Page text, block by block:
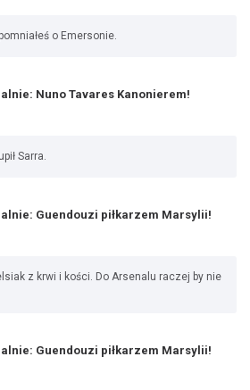
o Emersonie.
Nuno Tavares Kanonierem!
Sarra.
Guendouzi piłkarzem Marsylii!
z krwi i kości. Do Arsenalu raczej by nie
Guendouzi piłkarzem Marsylii!